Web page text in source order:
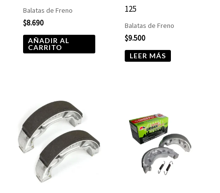
Balatas de Freno
$8.690
AÑADIR AL
CARRITO
125
Balatas de Freno
$9.500
LEER MÁS